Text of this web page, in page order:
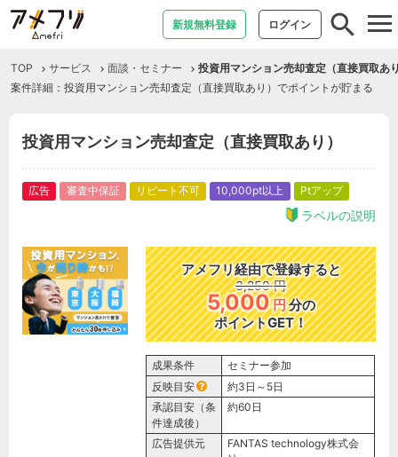
新規無料登録 ログイン
TOP サービス 面談・セミナー
投資用マンション売却査定（直接買取あ
案件詳細：投資用マンション売却査定（直接買取あり）でポイントが貯まる
投資用マンション売却査定（直接買取あり）
広告 審査中保証 リピート不可 10,000pt以上 Ptアップ
ラベルの説明
アメフリ経由で登録すると
3,250 円
5,000円分の
ポイントGET！
成果条件
セミナー参加
反映目安
約3日～5日
承認目安（条
件達成後）
約60日
広告提供元
FANTAS technology株式会